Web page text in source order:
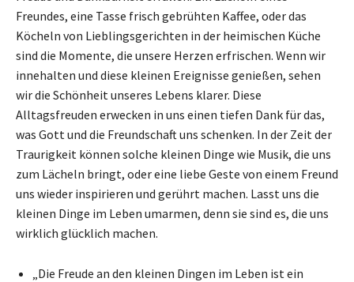
Freundes, eine Tasse frisch gebrühten Kaffee, oder das
Köcheln von Lieblingsgerichten in der heimischen Küche
sind die Momente, die unsere Herzen erfrischen. Wenn wir
innehalten und diese kleinen Ereignisse genießen, sehen
wir die Schönheit unseres Lebens klarer. Diese
Alltagsfreuden erwecken in uns einen tiefen Dank für das,
was Gott und die Freundschaft uns schenken. In der Zeit der
Traurigkeit können solche kleinen Dinge wie Musik, die uns
zum Lächeln bringt, oder eine liebe Geste von einem Freund
uns wieder inspirieren und gerührt machen. Lasst uns die
kleinen Dinge im Leben umarmen, denn sie sind es, die uns
wirklich glücklich machen.
„Die Freude an den kleinen Dingen im Leben ist ein